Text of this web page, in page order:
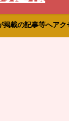
掲載の記事等へア